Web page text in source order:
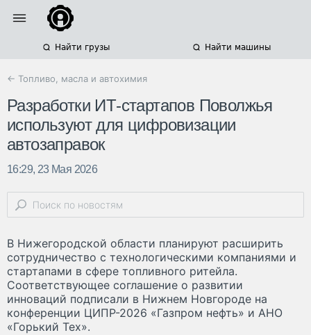
Найти грузы Найти машины
← Топливо, масла и автохимия
Разработки ИТ-стартапов Поволжья
используют для цифровизации
автозаправок
16:29, 23 Мая 2026
В Нижегородской области планируют расширить
сотрудничество с технологическими компаниями и
стартапами в сфере топливного ритейла.
Соответствующее соглашение о развитии
инноваций подписали в Нижнем Новгороде на
конференции ЦИПР-2026 «Газпром нефть» и АНО
«Горький Тех».